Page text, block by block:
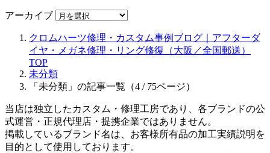
アーカイブ
クロムハーツ修理・カスタム事例ブログ｜アフターダ
イヤ・メガネ修理・リング修復（大阪／全国郵送）
TOP
未分類
「未分類」の記事一覧（4 / 75ページ）
当店は独立したカスタム・修理工房であり、各ブランドの公
式運営・正規代理店・提携企業ではありません。
掲載しているブランド名は、お客様所有品の加工実績説明を
目的として使用しております。